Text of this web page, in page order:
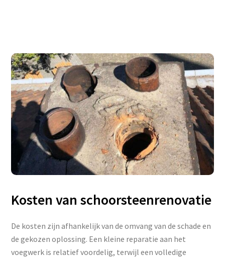
Kosten van schoorsteenrenovatie
De kosten zijn afhankelijk van de omvang van de schade en
de gekozen oplossing. Een kleine reparatie aan het
voegwerk is relatief voordelig, terwijl een volledige